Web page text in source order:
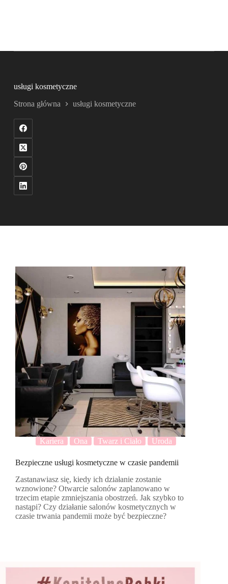
usługi kosmetyczne
Strona główna usługi kosmetyczne
Kariera Ona Twarz i Ciało Uroda
Bezpieczne usługi kosmetyczne w czasie pandemii
Zastanawiasz się, kiedy ich działanie zostanie
wznowione? Otwarcie salonów zaplanowano w
trzecim etapie zmniejszania obostrzeń. Jak szybko to
nastąpi? Czy działanie salonów kosmetycznych w
czasie trwania pandemii może być bezpieczne?